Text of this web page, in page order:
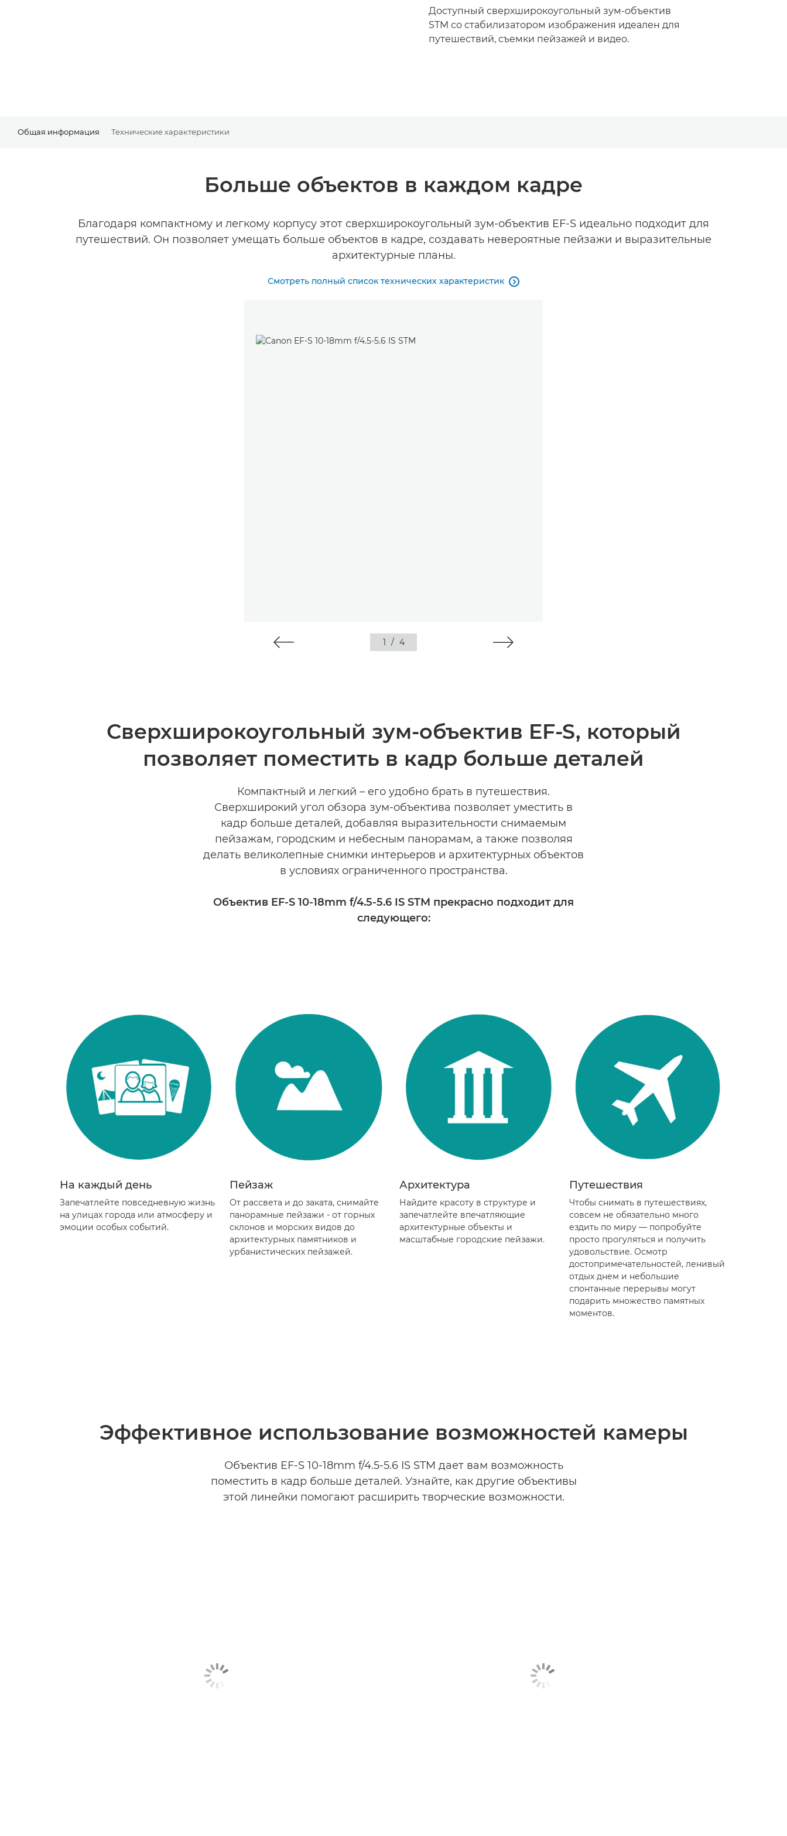
Доступный сверхширокоугольный зум-объектив
STM со стабилизатором изображения идеален для
путешествий, съемки пейзажей и видео.
Общая информация Технические характеристики
Больше объектов в каждом кадре
Благодаря компактному и легкому корпусу этот сверхширокоугольный зум-объектив EF-S идеально подходит для
путешествий. Он позволяет умещать больше объектов в кадре, создавать невероятные пейзажи и выразительные
архитектурные планы.
Смотреть полный список технических характеристик 
1 / 4
Сверхширокоугольный зум-объектив EF-S, который
позволяет поместить в кадр больше деталей
Компактный и легкий – его удобно брать в путешествия.
Сверхширокий угол обзора зум-объектива позволяет уместить в
кадр больше деталей, добавляя выразительности снимаемым
пейзажам, городским и небесным панорамам, а также позволяя
делать великолепные снимки интерьеров и архитектурных объектов
в условиях ограниченного пространства.
Объектив EF-S 10-18mm f/4.5-5.6 IS STM прекрасно подходит для
следующего:
На каждый день
Запечатлейте повседневную жизнь
на улицах города или атмосферу и
эмоции особых событий.
Пейзаж
От рассвета и до заката, снимайте
панорамные пейзажи - от горных
склонов и морских видов до
архитектурных памятников и
урбанистических пейзажей.
Архитектура
Найдите красоту в структуре и
запечатлейте впечатляющие
архитектурные объекты и
масштабные городские пейзажи.
Путешествия
Чтобы снимать в путешествиях,
совсем не обязательно много
ездить по миру — попробуйте
просто прогуляться и получить
удовольствие. Осмотр
достопримечательностей, ленивый
отдых днем и небольшие
спонтанные перерывы могут
подарить множество памятных
моментов.
Эффективное использование возможностей камеры
Объектив EF-S 10-18mm f/4.5-5.6 IS STM дает вам возможность
поместить в кадр больше деталей. Узнайте, как другие объективы
этой линейки помогают расширить творческие возможности.